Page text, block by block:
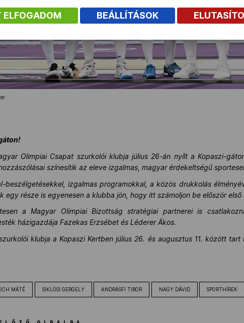
Olimpiai Csapat szurkolói klubja július 26-án nyílt a Kopaszi-
színesítik az eleve izgalmas, magyar érdekeltségű
beszélgetésekkel, izgalmas programokkal, a közös drukkolás
egy része is egyenesen a klubba jön, hogy itt számoljon be először első
a Magyar Olimpiai Bizottság stratégiai partnerei is
házigazdája Fazekas Erzsébet és Léderer Ákos.
klubja a Kopaszi Kertben július 26. és augusztus 11. között
MÁTÉ SIKLÓSI GERGELY ANDRÁSFI TIBOR NAGY DÁVID SPORTHÍREK
ELFOGADOM BEÁLLÍTÁSOK